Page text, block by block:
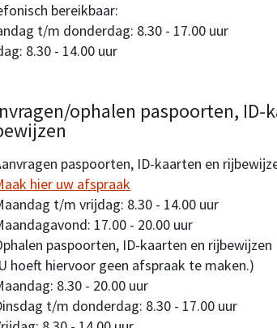
bereikbaar:
t/m donderdag: 8.30 - 17.00 uur
8.30 - 14.00 uur
ophalen paspoorten, ID-
paspoorten, ID-kaarten en
hier uw afspraak
t/m vrijdag: 8.30 - 14.00 uur
17.00 - 20.00 uur
paspoorten, ID-kaarten en rijbewijzen
hoeft hiervoor geen afspraak te maken.)
8.30 - 20.00 uur
t/m donderdag: 8.30 - 17.00 uur